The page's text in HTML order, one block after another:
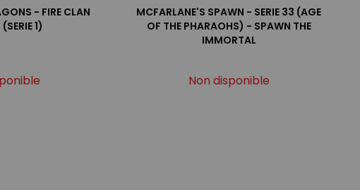
- FIRE CLAN
1)
MCFARLANE'S SPAWN - SERIE 33 (AGE
OF THE PHARAOHS) - SPAWN THE
IMMORTAL
Non disponible